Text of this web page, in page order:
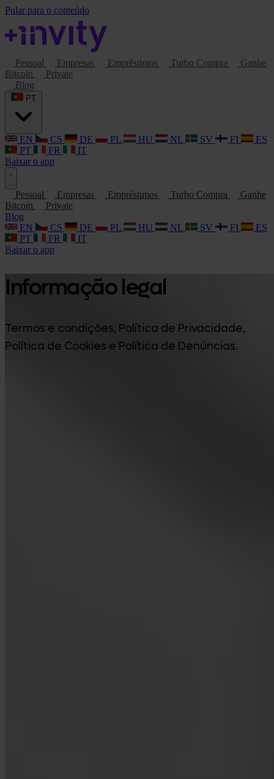
Pular para o conteúdo
Pessoal Empresas Empréstimos Turbo Compra
Ganhe
Bitcoin
Private
Blog
EN CS DE PL HU NL SV FI
ES
PT
FR
IT
Baixar o app
Pessoal Empresas Empréstimos Turbo Compra
Ganhe
Bitcoin
Private
Blog
EN
CS DE PL HU NL SV FI
ES
PT
FR
IT
Baixar o app
Informação legal
Termos e condições, Política de Privacidade,
Política de Cookies e Política de Denúncias.